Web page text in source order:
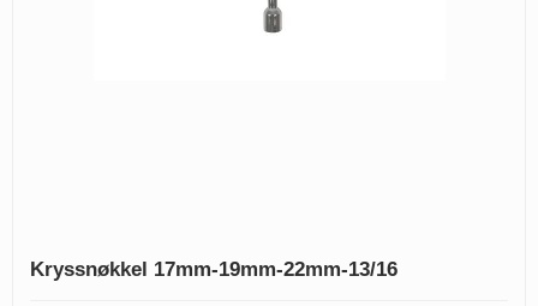
Kryssnøkkel 17mm-19mm-22mm-13/16